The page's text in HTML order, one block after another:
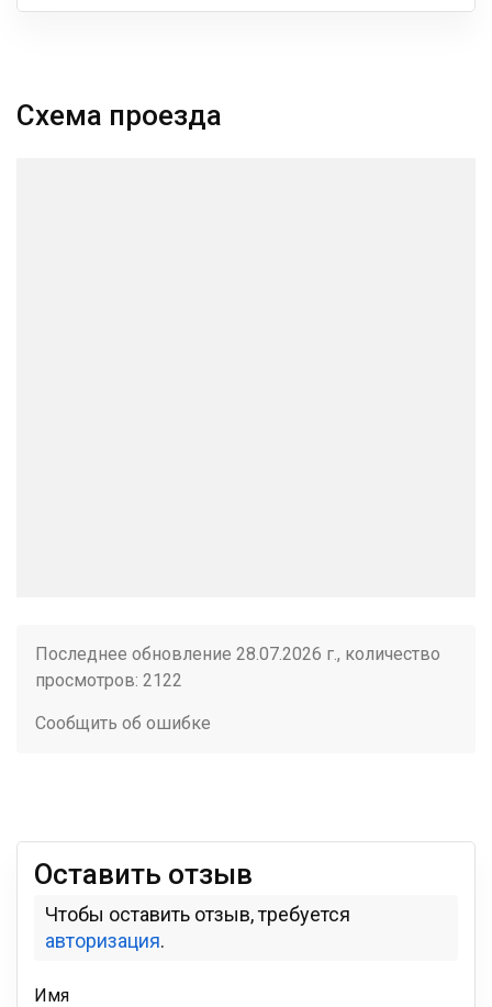
Схема проезда
Последнее обновление 28.07.2026 г., количество
просмотров: 2122
Сообщить об ошибке
Оставить отзыв
Чтобы оставить отзыв, требуется
авторизация.
Имя